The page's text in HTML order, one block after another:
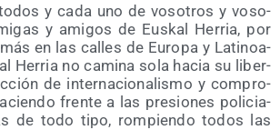
y cada uno de voso­tros y voso­
y ami­gos de Eus­kal Herria, por
en las calles de Euro­pa y Lati­noa­
Herria no cami­na sola hacia su liber­
de inter­na­cio­na­lis­mo y com­pro­
fren­te a las pre­sio­nes poli­cia­
de todo tipo, rom­pien­do todos las